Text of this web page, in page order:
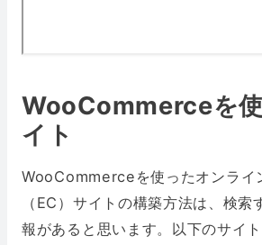
WooCommerceを
イト
WooCommerceを使ったオンライ
（EC）サイトの構築方法は、検索
報があると思います。以下のサイ